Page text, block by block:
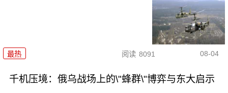
最热 阅读 8091 08-04
千机压境：俄乌战场上的\"蜂群\"博弈与东大启示